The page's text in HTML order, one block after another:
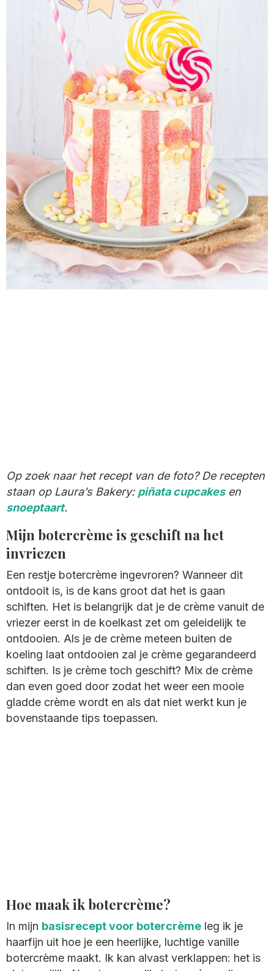
Op zoek naar het recept van de foto? De recepten
staan op Laura’s Bakery: piñata cupcakesen
snoeptaart.
Mijn botercrème is geschift na het
invriezen
Een restje botercrème ingevroren? Wanneer dit
ontdooit is, is de kans groot dat het is gaan
schiften. Het is belangrijk dat je de crème vanuit de
vriezer eerst in de koelkast zet om geleidelijk te
ontdooien. Als je de crème meteen buiten de
koeling laat ontdooien zal je crème gegarandeerd
schiften. Is je crème toch geschift? Mix de crème
dan even goed door zodat het weer een mooie
gladde crème wordt en als dat niet werkt kun je
bovenstaande tips toepassen.
Hoe maak ik botercrème?
In mijn basisrecept voor botercrème leg ik je
haarfijn uit hoe je een heerlijke, luchtige vanille
botercrème maakt. Ik kan alvast verklappen: het is